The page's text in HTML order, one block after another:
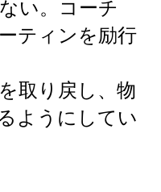
い。コーチ
ティンを励行
取り戻し、物
ようにしてい